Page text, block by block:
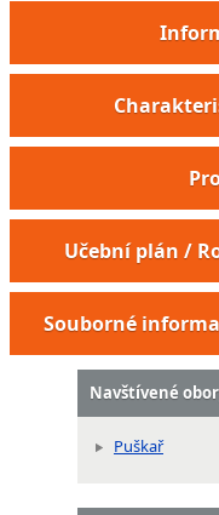
Učební plán /
Souborné
Navštívené
Puškař